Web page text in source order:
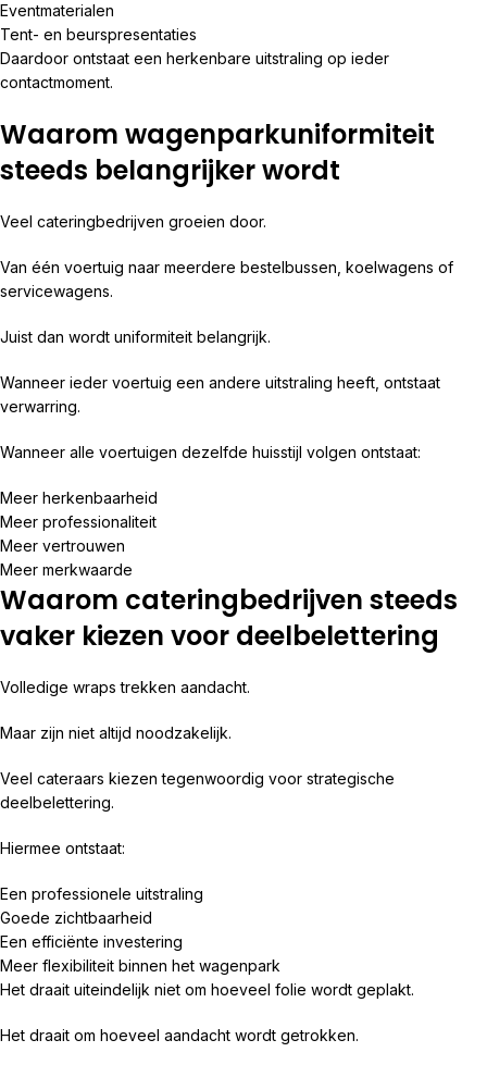
Eventmaterialen
Tent- en beurspresentaties
Daardoor ontstaat een herkenbare uitstraling op ieder
contactmoment.
Waarom wagenparkuniformiteit
steeds belangrijker wordt
Veel cateringbedrijven groeien door.
Van één voertuig naar meerdere bestelbussen, koelwagens of
servicewagens.
Juist dan wordt uniformiteit belangrijk.
Wanneer ieder voertuig een andere uitstraling heeft, ontstaat
verwarring.
Wanneer alle voertuigen dezelfde huisstijl volgen ontstaat:
Meer herkenbaarheid
Meer professionaliteit
Meer vertrouwen
Meer merkwaarde
Waarom cateringbedrijven steeds
vaker kiezen voor deelbelettering
Volledige wraps trekken aandacht.
Maar zijn niet altijd noodzakelijk.
Veel cateraars kiezen tegenwoordig voor strategische
deelbelettering.
Hiermee ontstaat:
Een professionele uitstraling
Goede zichtbaarheid
Een efficiënte investering
Meer flexibiliteit binnen het wagenpark
Het draait uiteindelijk niet om hoeveel folie wordt geplakt.
Het draait om hoeveel aandacht wordt getrokken.